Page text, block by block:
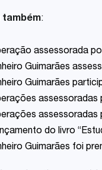
também:
assessorada
Guimarães
Guimarães
assessoradas
assessoradas
do livro
Guimarães foi